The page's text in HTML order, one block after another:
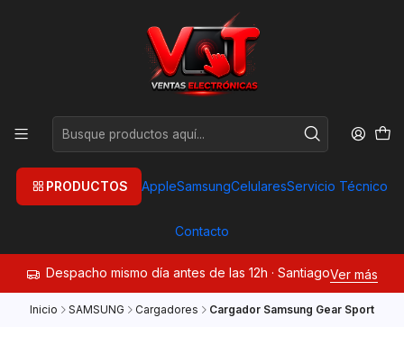
PRODUCTOS AppleSamsungCelularesServicio Técnico
Contacto
Despacho mismo día antes de las 12h · SantiagoVer más
Inicio SAMSUNG Cargadores Cargador Samsung Gear Sport